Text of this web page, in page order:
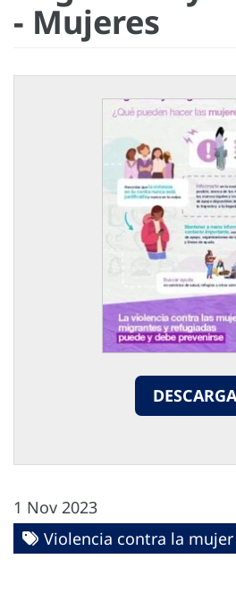
- Mujeres
1 Nov 2023
Violencia contra la mujer